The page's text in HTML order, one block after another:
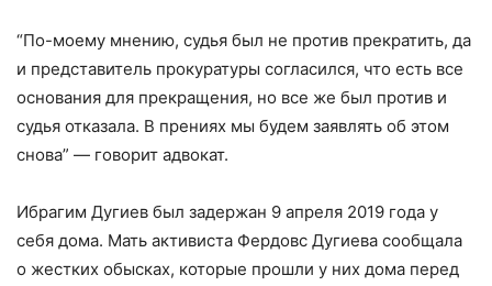
“По-моему мнению, судья был не против прекратить, да
и представитель прокуратуры согласился, что есть все
основания для прекращения, но все же был против и
судья отказала. В прениях мы будем заявлять об этом
снова” — говорит адвокат.
Ибрагим Дугиев был задержан 9 апреля 2019 года у
себя дома. Мать активиста Фердовс Дугиева сообщала
о жестких обысках, которые прошли у них дома перед